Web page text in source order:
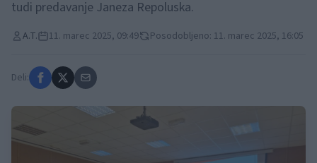
tudi predavanje Janeza Repoluska.
A.T. 11. marec 2025, 09:49 Posodobljeno: 11. marec 2025, 16:05
Deli: